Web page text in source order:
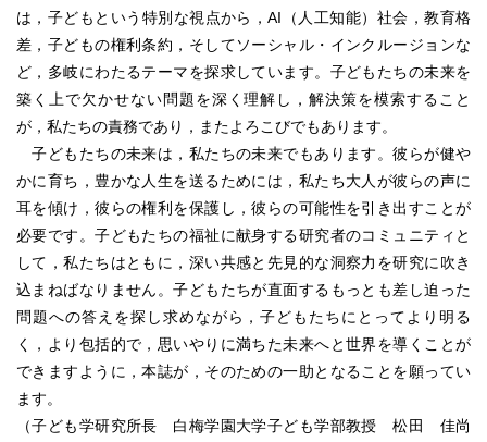
は，子どもという特別な視点から，AI（人工知能）社会，教育格
差，子どもの権利条約，そしてソーシャル・インクルージョンな
ど，多岐にわたるテーマを探求しています。子どもたちの未来を
築く上で欠かせない問題を深く理解し，解決策を模索すること
が，私たちの責務であり，またよろこびでもあります。
子どもたちの未来は，私たちの未来でもあります。彼らが健や
かに育ち，豊かな人生を送るためには，私たち大人が彼らの声に
耳を傾け，彼らの権利を保護し，彼らの可能性を引き出すことが
必要です。子どもたちの福祉に献身する研究者のコミュニティと
して，私たちはともに，深い共感と先見的な洞察力を研究に吹き
込まねばなりません。子どもたちが直面するもっとも差し迫った
問題への答えを探し求めながら，子どもたちにとってより明る
く，より包括的で，思いやりに満ちた未来へと世界を導くことが
できますように，本誌が，そのための一助となることを願ってい
ます。
（子ども学研究所長 白梅学園大学子ども学部教授 松田 佳尚